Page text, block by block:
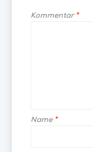
Kommentar*
Name *